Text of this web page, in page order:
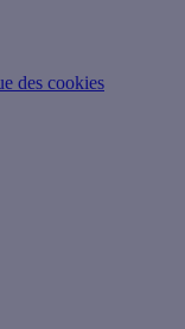
des cookies